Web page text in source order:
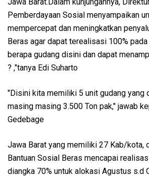
Pemberdayaan Sosial menyampaikan
mempercepat dan meningkatkan
Beras agar dapat terealisasi 100% pada
berapa gudang disini dan dapat
? ,"tanya Edi Suharto
"Disini kita memiliki 5 unit gudang yang
masing masing 3.500 Ton pak," jawab
Gedebage
Jawa Barat yang memiliki 27 Kab/kota,
Bantuan Sosial Beras mencapai
diangka 70% untuk alokasi Agustus s.d